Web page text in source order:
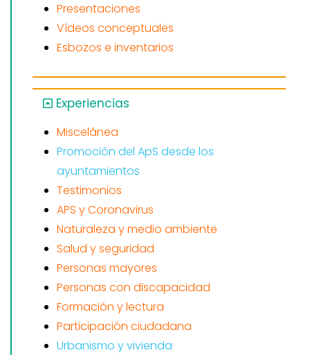
Presentaciones
Vídeos conceptuales
Esbozos e inventarios
Experiencias
Miscelánea
Promoción del ApS desde los
ayuntamientos
Testimonios
APS y Coronavirus
Naturaleza y medio ambiente
Salud y seguridad
Personas mayores
Personas con discapacidad
Formación y lectura
Participación ciudadana
Urbanismo y vivienda